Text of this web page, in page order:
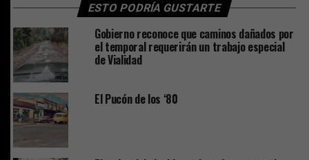
ESTO PODRÍA GUSTARTE
Gobierno reconoce que caminos dañados por
el temporal requerirán un trabajo especial
de Vialidad
El Pucón de los ‘80